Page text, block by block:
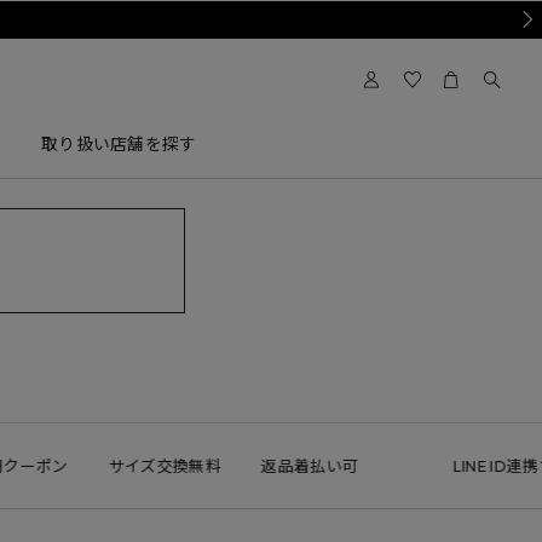
取り扱い店舗を探す
ン サイズ交換無料 返品着払い可 LINE ID連携で